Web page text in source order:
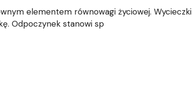
elementem równowagi życiowej.
Odpoczynek stanowi sp